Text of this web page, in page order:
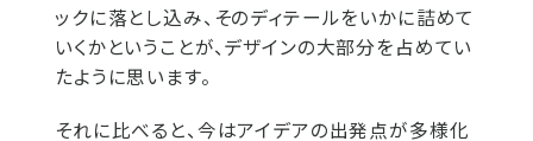
ックに落とし込み、そのディテールをいかに詰めて
いくかということが、デザインの大部分を占めてい
たように思います。
それに比べると、今はアイデアの出発点が多様化